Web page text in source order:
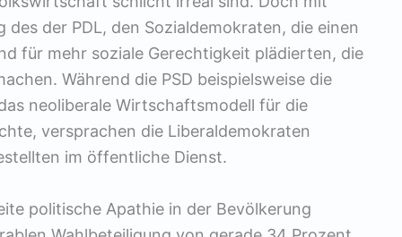
der PDL, den Sozialdemokraten, die einen
für mehr soziale Gerechtigkeit plädierten, die
Während die PSD beispielsweise die
neoliberale Wirtschaftsmodell für die
versprachen die Liberaldemokraten
im öffentliche Dienst.
politische Apathie in der Bevölkerung